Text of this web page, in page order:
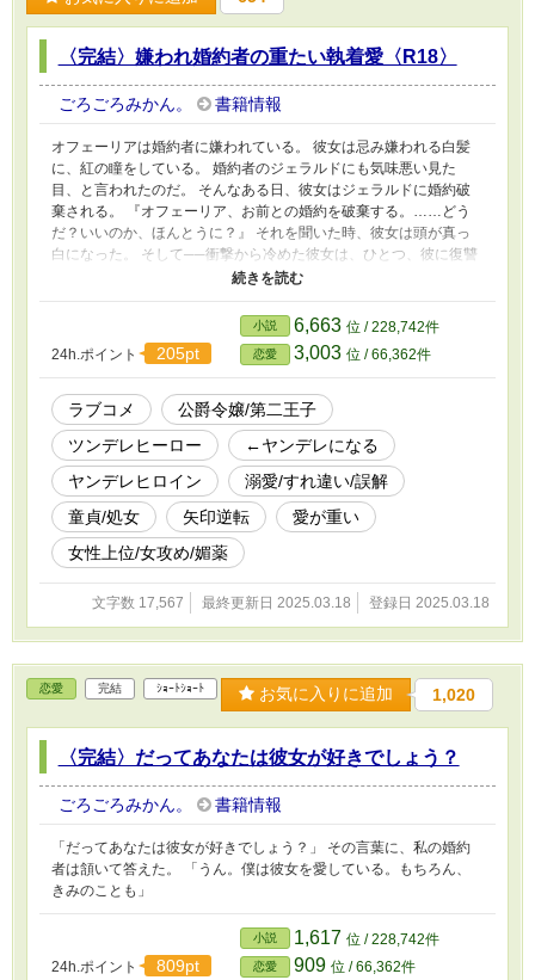
〈完結〉嫌われ婚約者の重たい執着愛〈R18〉
ごろごろみかん。 書籍情報
オフェーリアは婚約者に嫌われている。 彼女は忌み嫌われる白髪
に、紅の瞳をしている。 婚約者のジェラルドにも気味悪い見た
目、と言われたのだ。 そんなある日、彼女はジェラルドに婚約破
棄される。 『オフェーリア、お前との婚約を破棄する。……どう
だ？いいのか、ほんとうに？』 それを聞いた時、彼女は頭が真っ
白になった。 そして──衝撃から冷めた彼女は、ひとつ、彼に復讐
することにした。 みだらで、一生彼が忘れることのできないよう
24h.ポイント 205pt
小説 6,663 位 / 228,742件
恋愛 3,003 位 / 66,362件
ラブコメ
公爵令嬢/第二王子
ツンデレヒーロー
←ヤンデレになる
ヤンデレヒロイン
溺愛/すれ違い/誤解
童貞/処女
矢印逆転
愛が重い
女性上位/女攻め/媚薬
文字数 17,567 最終更新日 2025.03.18 登録日 2025.03.18
恋愛 完結 ｼｮｰﾄｼｮｰﾄ お気に入りに追加 1,020
〈完結〉だってあなたは彼女が好きでしょう？
ごろごろみかん。 書籍情報
「だってあなたは彼女が好きでしょう？」 その言葉に、私の婚約
者は頷いて答えた。 「うん。僕は彼女を愛している。もちろん、
きみのことも」
24h.ポイント 809pt
小説 1,617 位 / 228,742件
恋愛 909 位 / 66,362件